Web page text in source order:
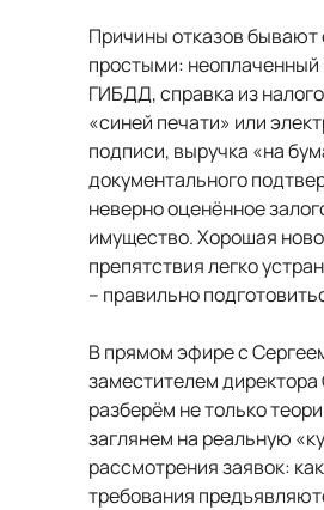
Причины отказов бывают
простыми:
ГИБДД, справка из
«синей печати» или
подписи, выручка «на
документального
неверно оценённое
имущество. Хорошая
препятствия легко
– правильно
В прямом эфире с
заместителем
разберём не только
заглянем на реальную
рассмотрения заявок:
требования